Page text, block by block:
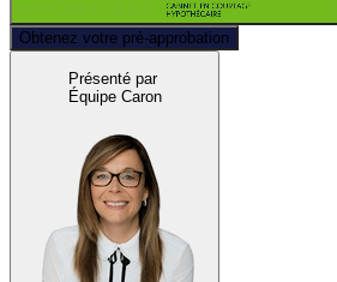
Obtenez votre pré-approbation
Présenté par
Équipe Caron